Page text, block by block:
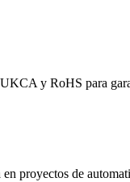
y RoHS para
proyectos de